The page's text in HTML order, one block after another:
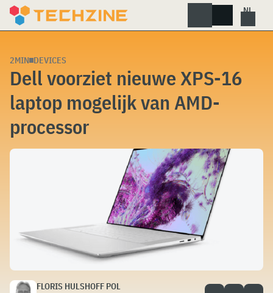
Skip
2MIN DEVICES
Dell voorziet nieuwe XPS-16
laptop mogelijk van AMD-
processor
FLORIS HULSHOFF POL